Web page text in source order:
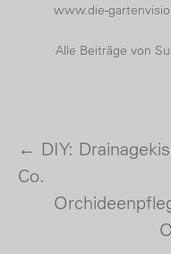
www.die-
Alle Beiträge von
Post navigation
← DIY:
Co.